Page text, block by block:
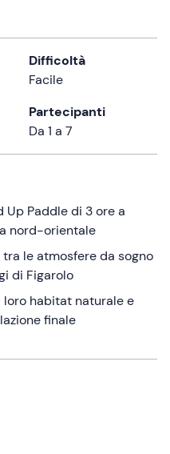
Difficoltà
Facile
Partecipanti
Da 1 a 7
Up Paddle di 3 ore a
nord-orientale
le atmosfere da sogno
di Figarolo
habitat naturale e
finale